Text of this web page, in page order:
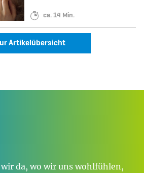
Lesedauer:
ca. 14 Min.
Artikelübersicht
da, wo wir uns wohlfühlen,